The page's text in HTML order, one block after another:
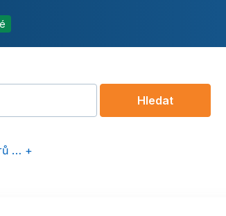
office
… +
Hledat